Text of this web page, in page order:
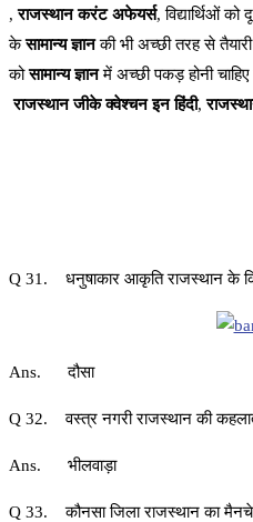
,राजस्थान करंट अफेयर्स, विद्यार्थिओं
केसामान्य ज्ञानकी भी अच्छी तरह से
कोसामान्य ज्ञानमें अच्छी पकड़ होनी
राजस्थान जीके क्वेश्चन इन हिंदी,
Q 31. धनुषाकार आकृति राजस्थान के
Ans. दौसा
Q 32. वस्त्र नगरी राजस्थान की
Ans. भीलवाड़ा
Q 33. कौनसा जिला राजस्थान का